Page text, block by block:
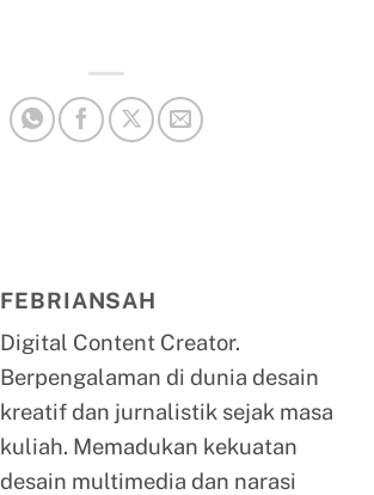
FEBRIANSAH
Digital Content Creator.
Berpengalaman di dunia desain
kreatif dan jurnalistik sejak masa
kuliah. Memadukan kekuatan
desain multimedia dan narasi